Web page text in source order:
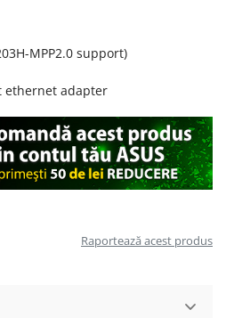
MPP2.0 support)
ethernet adapter
Raportează acest produs